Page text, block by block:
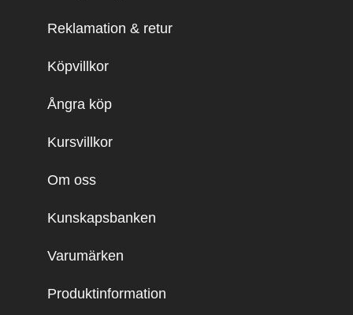
Reklamation & retur
Köpvillkor
Ångra köp
Kursvillkor
Om oss
Kunskapsbanken
Varumärken
Produktinformation